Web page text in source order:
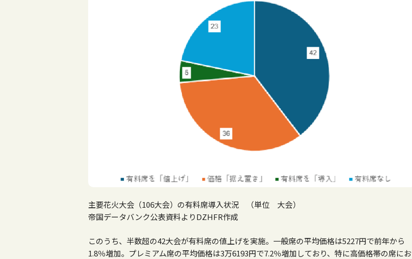
主要花火大会（106大会）の有料席導入状況 （単位 大会）
帝国データバンク公表資料よりDZHFR作成
このうち、半数超の42大会が有料席の値上げを実施。一般席の平均価格は5227円で前年から
1.8％増加。プレミアム席の平均価格は3万6193円で7.2％増加しており、特に高価格帯の席にお